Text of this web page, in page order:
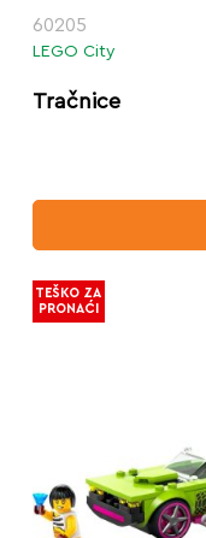
60205
LEGO City
Tračnice
TEŠKO ZA
PRONAĆI